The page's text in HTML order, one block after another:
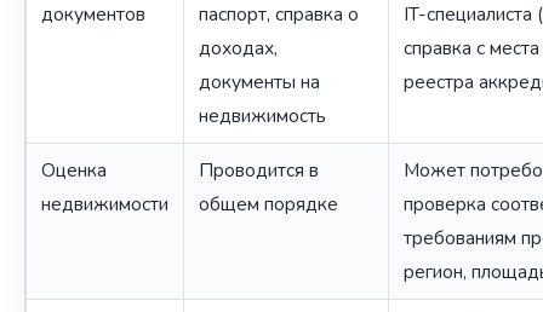
документов
паспорт, справка о
доходах,
документы на
недвижимость
IT-
справка с
реестра
Оценка
недвижимости
Проводится в
общем порядке
Может
проверка
требованиям
регион,